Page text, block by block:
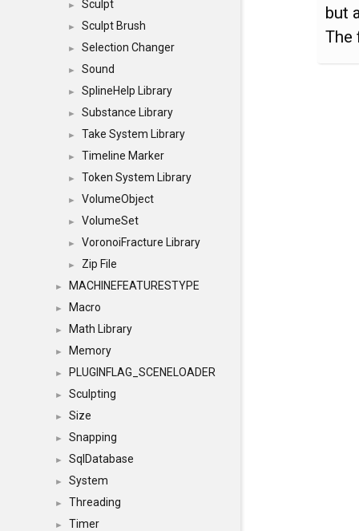
► Sculpt
► Sculpt Brush
► Selection Changer
► Sound
► SplineHelp Library
► Substance Library
► Take System Library
► Timeline Marker
► Token System Library
► VolumeObject
► VolumeSet
► VoronoiFracture Library
► Zip File
► MACHINEFEATURESTYPE
► Macro
► Math Library
► Memory
► PLUGINFLAG_SCENELOADER
► Sculpting
► Size
► Snapping
► SqlDatabase
► System
► Threading
► Timer
but
The